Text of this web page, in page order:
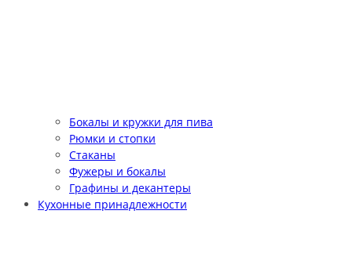
Бокалы и кружки для пива
Рюмки и стопки
Стаканы
Фужеры и бокалы
Графины и декантеры
Кухонные принадлежности